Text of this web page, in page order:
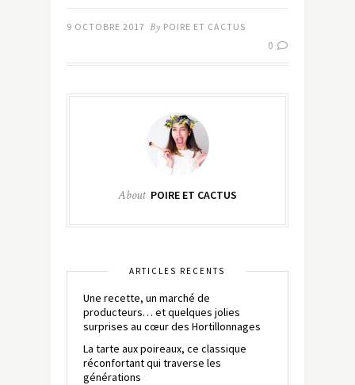
9 OCTOBRE 2017 By POIRE ET CACTUS
0
About POIRE ET CACTUS
ARTICLES RÉCENTS
Une recette, un marché de
producteurs… et quelques jolies
surprises au cœur des Hortillonnages
La tarte aux poireaux, ce classique
réconfortant qui traverse les
générations